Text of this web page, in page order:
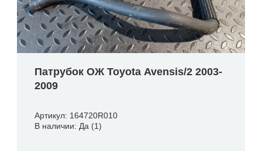
Патрубок ОЖ Toyota Avensis/2 2003-
2009
Артикул: 164720R010
В наличии: Да (1)